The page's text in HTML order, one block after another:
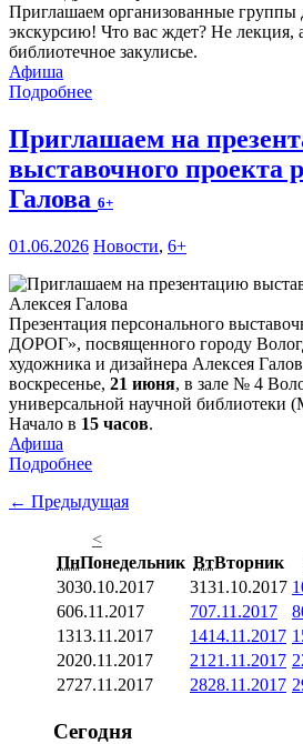
Приглашаем организованные группы
экскурсию! Что вас ждет? Не лекция,
библиотечное закулисье.
Афиша
Подробнее
Приглашаем на
выставочного проекта
Галова 6+
01.06.2026 Новости, 6+
Презентация персонального
ДОРОГ», посвященного городу
художника и дизайнера Алексея
воскресенье, 21 июня, в зале № 4
универсальной научной библиотеки
Начало в 15 часов.
Афиша
Подробнее
← Предыдущая
<
ПнПонедельник ВтВторник
3030.10.2017 3131.10.2017 1
606.11.2017 707.11.2017 8
1313.11.2017 1414.11.2017
2020.11.2017 21 21.11.2017
2727.11.2017 2828.11.2017
Сегодня